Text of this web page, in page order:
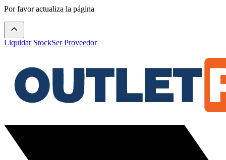
Por favor actualiza la página
Liquidar StockSer Proveedor